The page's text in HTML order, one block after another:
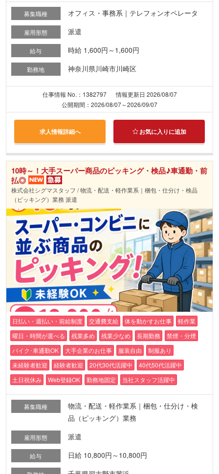
募集職種 オフィス・事務系｜テレフォンオペレータ
雇用形態 派遣
給与 時給 1,600円～1,600円
勤務地 神奈川県川崎市川崎区
仕事情報 No.：1382797
情報更新日 2026/08/07
公開期間：2026/08/07～2026/09/07
求人情報詳細へ お気に入りに追加
10時～！大手スーパー商品のピッキング・検品♪車通勤・前
払◎
株式会社シグマスタッフ / 物流・配送・軽作業系｜梱包・仕分け・検品
（ピッキング）業務 派遣
日払い・週払い・前給制度 交通費支給 体を動かすお仕事
軽作業
曜日・時間が選べる
残業多め 残業少なめ 長期勤務
禁煙・分煙
バイク･車通勤OK
大手企業のお仕事 服装自由
制服あり
未経験者歓迎
経験者歓迎 20代30代活躍中
40代50代活躍中
土日祝休み
Web登録OK 勤務地固定 当社スタッフ活躍中
募集職種
物流・配送・軽作業系｜梱包・仕分け・検
品（ピッキング）業務
雇用形態 派遣
給与 日給 10,800円～10,800円